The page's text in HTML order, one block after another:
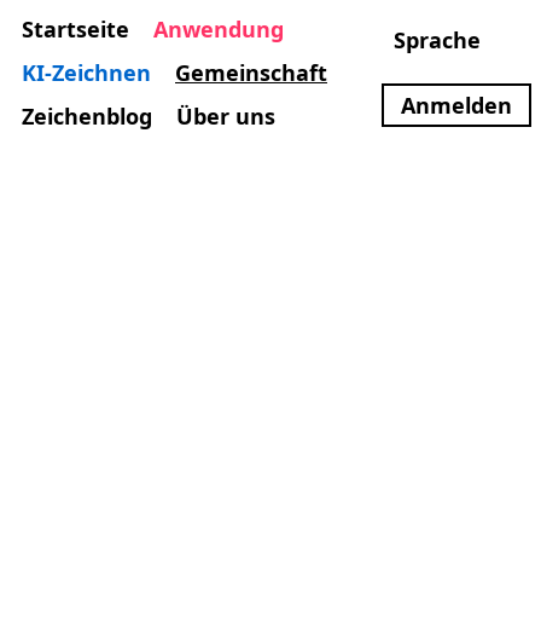
Startseite
Anwendung
KI-Zeichnen
Gemeinschaft
Zeichenblog
Über uns
Sprache
Anmelden